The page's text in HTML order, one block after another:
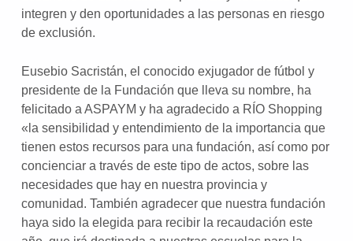
integren y den oportunidades a las personas en riesgo
de exclusión.
Eusebio Sacristán, el conocido exjugador de fútbol y
presidente de la Fundación que lleva su nombre, ha
felicitado a ASPAYM y ha agradecido a RÍO Shopping
«la sensibilidad y entendimiento de la importancia que
tienen estos recursos para una fundación, así como por
concienciar a través de este tipo de actos, sobre las
necesidades que hay en nuestra provincia y
comunidad. También agradecer que nuestra fundación
haya sido la elegida para recibir la recaudación este